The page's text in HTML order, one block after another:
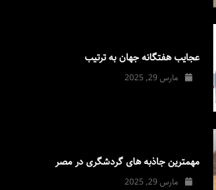
عجایب هفتگانه جهان به ترتیب
مارس 29, 2025
مهمترین جاذبه های گردشگری در مصر
مارس 29, 2025